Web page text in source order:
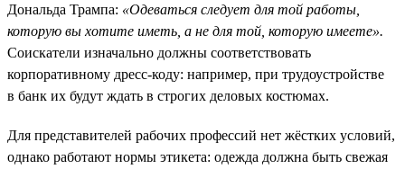
Дональда Трампа: «Одеваться следует для той работы,
которую вы хотите иметь, а не для той, которую имеете».
Соискатели изначально должны соответствовать
корпоративному дресс-коду: например, при трудоустройстве
в банк их будут ждать в строгих деловых костюмах.
Для представителей рабочих профессий нет жёстких условий,
однако работают нормы этикета: одежда должна быть свежая